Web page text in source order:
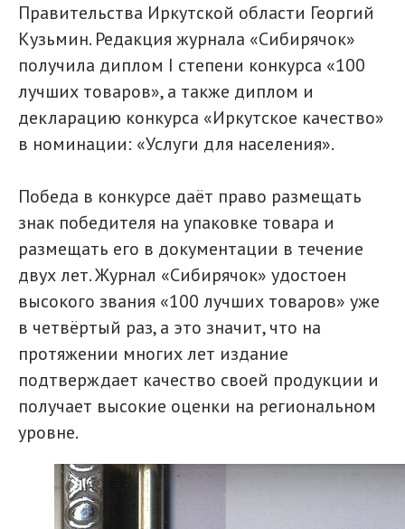
Правительства Иркутской области Георгий
Кузьмин. Редакция журнала «Сибирячок»
получила диплом I степени конкурса «100
лучших товаров», а также диплом и
декларацию конкурса «Иркутское качество»
в номинации: «Услуги для населения».
Победа в конкурсе даёт право размещать
знак победителя на упаковке товара и
размещать его в документации в течение
двух лет. Журнал «Сибирячок» удостоен
высокого звания «100 лучших товаров» уже
в четвёртый раз, а это значит, что на
протяжении многих лет издание
подтверждает качество своей продукции и
получает высокие оценки на региональном
уровне.